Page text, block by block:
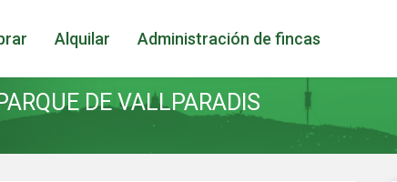
Alquilar Administración de fincas
DE VALLPARADIS